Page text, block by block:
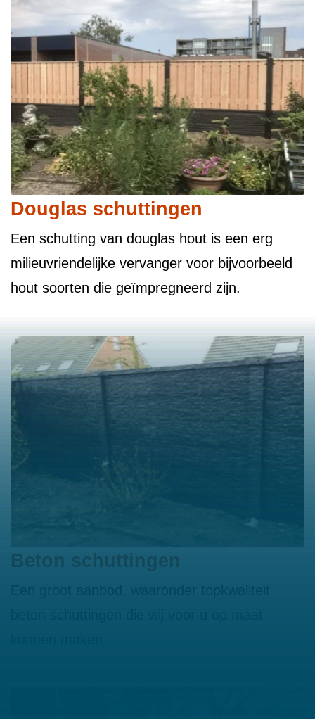
Douglas schuttingen
Een schutting van douglas hout is een erg
milieuvriendelijke vervanger voor bijvoorbeeld
hout soorten die geïmpregneerd zijn.
Beton schuttingen